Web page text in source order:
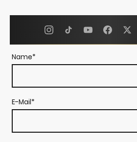
Name*
E-Mail*